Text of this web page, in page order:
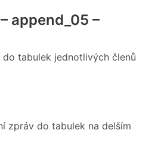
append_05 –
tabulek jednotlivých členů
zpráv do tabulek na delším